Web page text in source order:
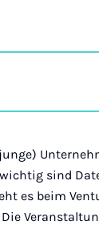
sind
es beim